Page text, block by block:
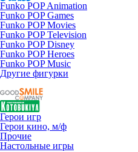
Funko POP Animation
Funko POP Games
Funko POP Movies
Funko POP Television
Funko POP Disney
Funko POP Heroes
Funko POP Music
Другие фигурки
Герои игр
Герои кино, м/ф
Прочие
Настольные игры